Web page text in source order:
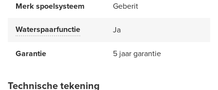
Merk spoelsysteem Geberit
Waterspaarfunctie Ja
Garantie 5 jaar garantie
Technische tekening